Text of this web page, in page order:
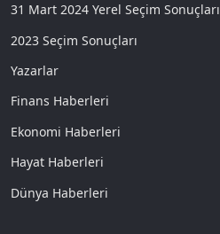
31 Mart 2024 Yerel Seçim Sonuçları
2023 Seçim Sonuçları
Yazarlar
Finans Haberleri
Ekonomi Haberleri
Hayat Haberleri
Dünya Haberleri